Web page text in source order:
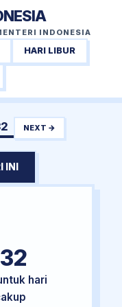
INDONESIA
HARI LIBUR
NEXT →
INI
hari